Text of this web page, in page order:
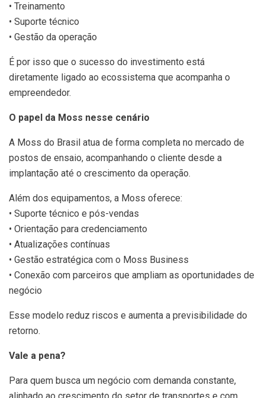
• Treinamento
• Suporte técnico
• Gestão da operação
É por isso que o sucesso do investimento está
diretamente ligado ao ecossistema que acompanha o
empreendedor.
O papel da Moss nesse cenário
A Moss do Brasil atua de forma completa no mercado de
postos de ensaio, acompanhando o cliente desde a
implantação até o crescimento da operação.
Além dos equipamentos, a Moss oferece:
• Suporte técnico e pós-vendas
• Orientação para credenciamento
• Atualizações contínuas
• Gestão estratégica com o Moss Business
• Conexão com parceiros que ampliam as oportunidades de
negócio
Esse modelo reduz riscos e aumenta a previsibilidade do
retorno.
Vale a pena?
Para quem busca um negócio com demanda constante,